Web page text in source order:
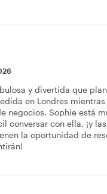
y divertida que
en Londres
negocios. Sophie está
conversar con ella, ¡y
la oportunidad de